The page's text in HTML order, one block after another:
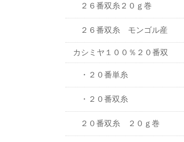
(株) の紡績糸
２６番双糸２０ｇ巻
２６番双糸 モンゴル産
カシミヤ１００％２０番双
糸・単糸
・２０番単糸
・２０番双糸
２０番双糸 ２０ｇ巻